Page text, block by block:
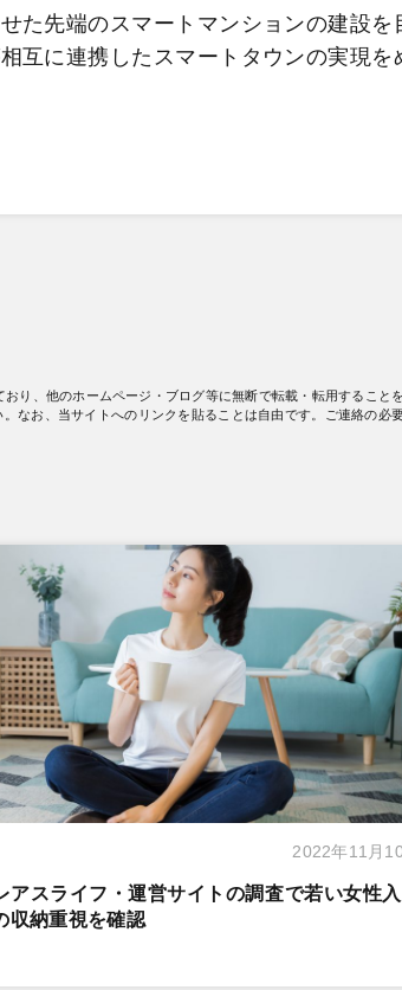
た先端のスマートマンションの建設を
互に連携したスマートタウンの実現を
り、他のホームページ・ブログ等に無断で転載・転用すること
なお、当サイトへのリンクを貼ることは自由です。ご連絡の必
2022年11月
アスライフ・運営サイトの調査で若い女性
収納重視を確認